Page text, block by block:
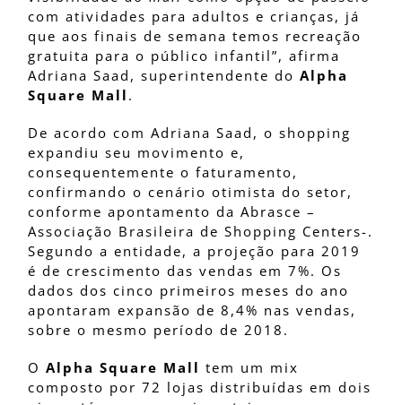
com atividades para adultos e crianças, já
que aos finais de semana temos recreação
gratuita para o público infantil”, afirma
Adriana Saad, superintendente do Alpha
Square Mall .
De acordo com Adriana Saad, o shopping
expandiu seu movimento e,
consequentemente o faturamento,
confirmando o cenário otimista do setor,
conforme apontamento da Abrasce –
Associação Brasileira de Shopping Centers-.
Segundo a entidade, a projeção para 2019
é de crescimento das vendas em 7%. Os
dados dos cinco primeiros meses do ano
apontaram expansão de 8,4% nas vendas,
sobre o mesmo período de 2018.
O Alpha Square Mall tem um mix
composto por 72 lojas distribuídas em dois